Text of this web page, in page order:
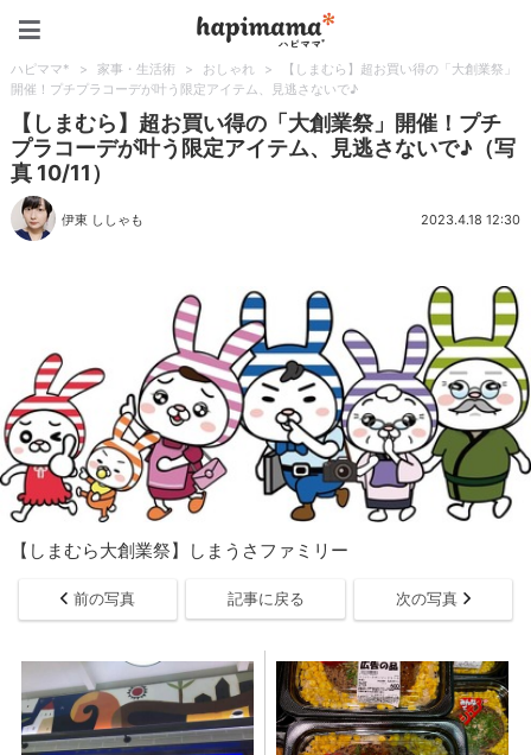
ハピママ* > 家事・生活術 > おしゃれ >
【しまむら】超お買い得の「大創業祭」
開催！プチプラコーデが叶う限定アイテム、見逃さないで♪
【しまむら】超お買い得の「大創業祭」開催！プチ
プラコーデが叶う限定アイテム、見逃さないで♪（写
真 10/11）
伊東 ししゃも 2023.4.18 12:30
【しまむら大創業祭】しまうさファミリー
前の写真 記事に戻る 次の写真